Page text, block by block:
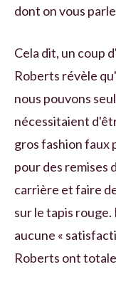
dont on vous parle
Cela dit, un coup
Roberts révèle
nous pouvons
nécessitaient
gros fashion faux
pour des remises
carrière et faire
sur le tapis rouge.
aucune «
Roberts ont